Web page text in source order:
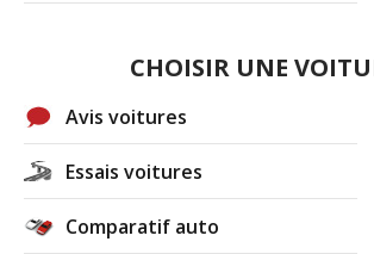
CHOISIR UNE
Avis voitures
Essais voitures
Comparatif auto